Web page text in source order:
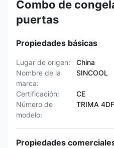
Combo de
puertas
Propiedades básicas
Lugar de origen:
China
Nombre de la
marca:
SINCOOL
Certificación:
CE
Número de
modelo:
TRIMA 4DF
Propiedades